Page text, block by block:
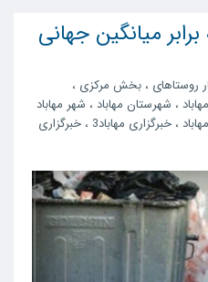
برابر میانگین جهانی
روستاهای ، بخش مرکزی ،
مهاباد ، شهرستان مهاباد ، شهر مهاباد
، خبرگزاری مهاباد3 ، خبرگزاری